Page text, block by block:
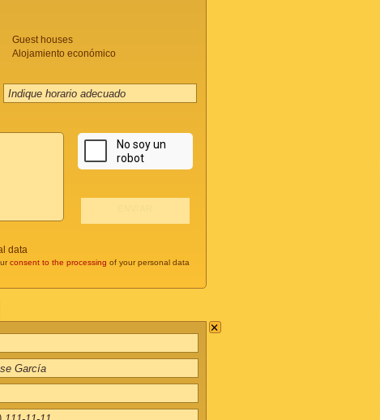
Guest houses
Alojamiento económico
data
consent to the processing of your personal data
×